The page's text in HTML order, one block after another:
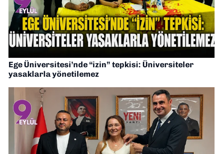
Ege Üniversitesi’nde “izin” tepkisi: Üniversiteler
yasaklarla yönetilemez